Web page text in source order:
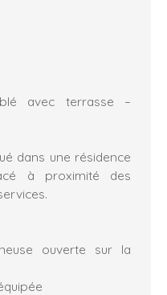
avec terrasse –
dans une résidence
à proximité des
ouverte sur la